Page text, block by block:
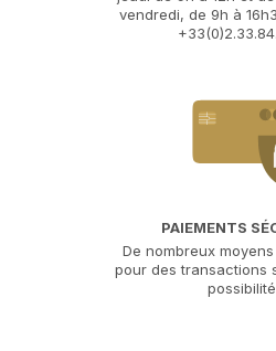
Géants Des Beaux
91 Rte Des Romains
Géants Des Beaux
Géants Des Beaux
vendredi, de 9h à
PAIEMENTS
De nombreux
pour des transactions